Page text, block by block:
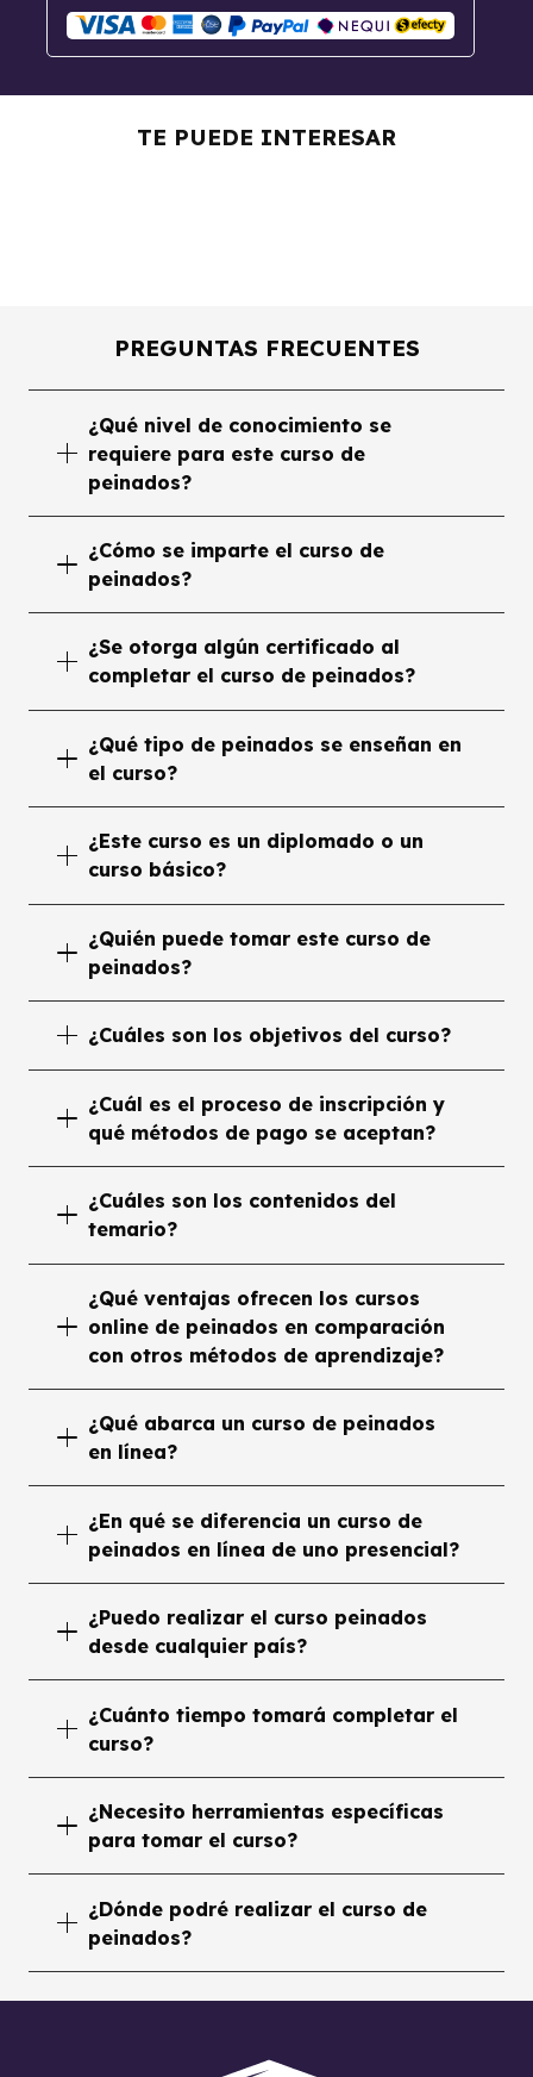
TE PUEDE INTERESAR
Básica y Avanzada
Curso De Trenzas y
PREGUNTAS FRECUENTES
¿Qué nivel de conocimiento se
requiere para este curso de
peinados?
¿Cómo se imparte el curso de
peinados?
¿Se otorga algún certificado al
completar el curso de peinados?
¿Qué tipo de peinados se enseñan en
el curso?
¿Este curso es un diplomado o un
curso básico?
¿Quién puede tomar este curso de
peinados?
¿Cuáles son los objetivos del curso?
¿Cuál es el proceso de inscripción y
qué métodos de pago se aceptan?
¿Cuáles son los contenidos del
temario?
¿Qué ventajas ofrecen los cursos
online de peinados en comparación
con otros métodos de aprendizaje?
¿Qué abarca un curso de peinados
en línea?
¿En qué se diferencia un curso de
peinados en línea de uno presencial?
¿Puedo realizar el curso peinados
desde cualquier país?
¿Cuánto tiempo tomará completar el
curso?
¿Necesito herramientas específicas
para tomar el curso?
¿Dónde podré realizar el curso de
peinados?